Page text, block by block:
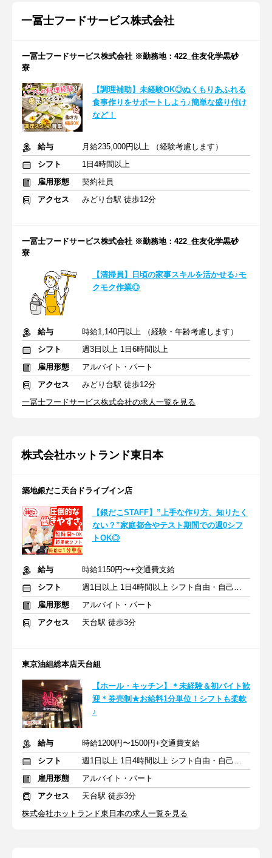
一冨士フードサービス株式会社
一冨士フードサービス株式会社 ※勤務地：422_住友化学黒砂
寮
【調理補助】未経験OK◎ぬくもりあふれる
食事作りをサポートしよう♪簡単な盛り付け
など！
給与
月給235,000円以上 （経験考慮します）
シフト
1日4時間以上
雇用形態
契約社員
アクセス
みどり台駅 徒歩12分
一冨士フードサービス株式会社 ※勤務地：422_住友化学黒砂
寮
【清掃員】日頃の家事スキルを活かせる♪モ
クモク作業◎
給与
時給1,140円以上 （経験・年齢考慮します）
シフト
週3日以上 1日6時間以上
雇用形態
アルバイト・パート
アクセス
みどり台駅 徒歩12分
一冨士フードサービス株式会社の求人一覧を見る
株式会社ホットランド東日本
築地銀だこ天台ドライブイン店
【銀だこSTAFF】”上手な作り方、知りたく
ない？”家庭都合やテスト期間での週0シフ
トOK◎
給与
時給1150円〜+交通費支給
シフト
週1日以上 1日4時間以上 シフト自由・自己申告
雇用形態
アルバイト・パート
アクセス
天台駅 徒歩3分
東京油組総本店天台組
【ホール・キッチン】＊未経験＆初バイト歓
迎＊券売制★お給料1分単位！シフトも柔軟
♪
給与
時給1200円〜1500円+交通費支給
シフト
週1日以上 1日4時間以上 シフト自由・自己申告
雇用形態
アルバイト・パート
アクセス
天台駅 徒歩3分
株式会社ホットランド東日本の求人一覧を見る